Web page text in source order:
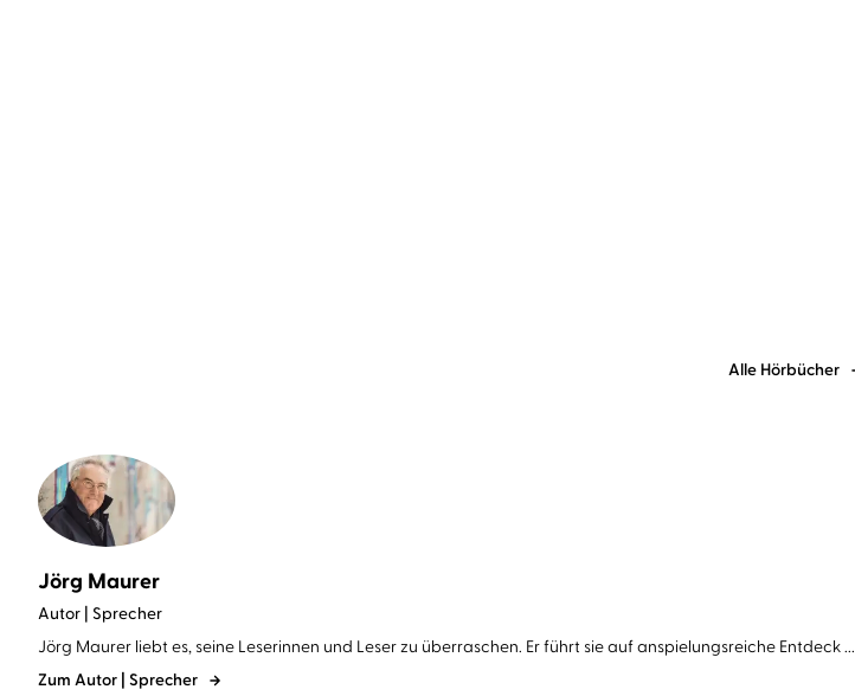
Alle Hörbücher
Jörg Maurer
Autor | Sprecher
Jörg Maurer liebt es, seine Leserinnen und Leser zu überraschen. Er führt sie auf anspielungsreiche Entdeck ...
Zum Autor | Sprecher